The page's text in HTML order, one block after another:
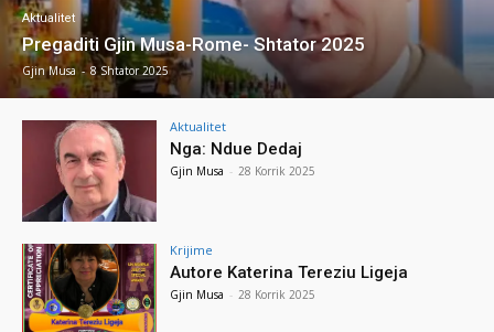
Aktualitet
Pregaditi Gjin Musa-Rome- Shtator 2025
Gjin Musa - 8 Shtator 2025
Aktualitet
Nga: Ndue Dedaj
Gjin Musa - 28 Korrik 2025
Krijime
Autore Katerina Tereziu Ligeja
Gjin Musa - 28 Korrik 2025